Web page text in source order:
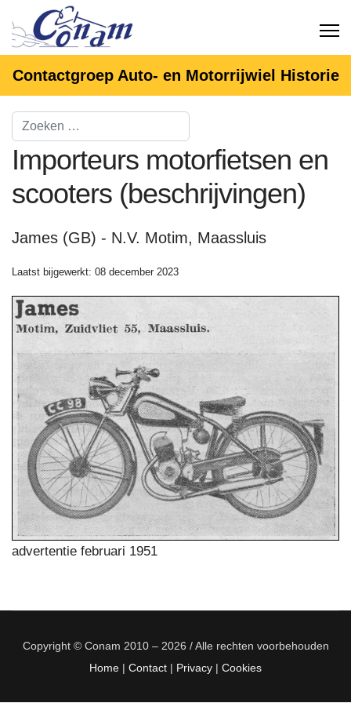
Contactgroep Auto- en Motorrijwiel Historie
Importeurs motorfietsen en
scooters (beschrijvingen)
James (GB) - N.V. Motim, Maassluis
Laatst bijgewerkt: 08 december 2023
advertentie februari 1951
Copyright © Conam 2010 – 2026 / Alle rechten voorbehouden
Home | Contact | Privacy | Cookies